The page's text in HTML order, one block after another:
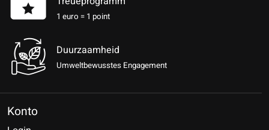
1 euro = 1 point
Duurzaamheid
Umweltbewusstes Engagement
Konto